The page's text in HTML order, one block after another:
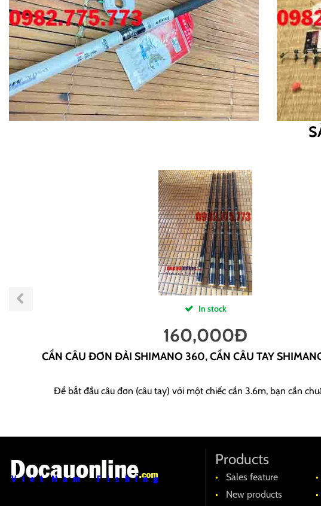
In stock
160,000Đ
CẦN CÂU ĐƠN ĐÀI SHIMANO 360, CẦN CÂU TAY
Để bắt đầu câu đơn (câu tay) với một chiếc cần 3.6m, bạn cần
Products
Sales feature
New products